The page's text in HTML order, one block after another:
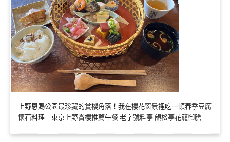
上野恩賜公園最珍藏的賞櫻角落！我在櫻花窗景裡吃一頓春季豆腐
懷石料理｜東京上野賞櫻推薦午餐 老字號料亭 韻松亭花籠御膳